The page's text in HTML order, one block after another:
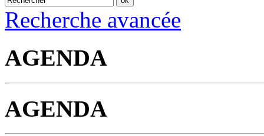
Recherche avancée
AGENDA
AGENDA